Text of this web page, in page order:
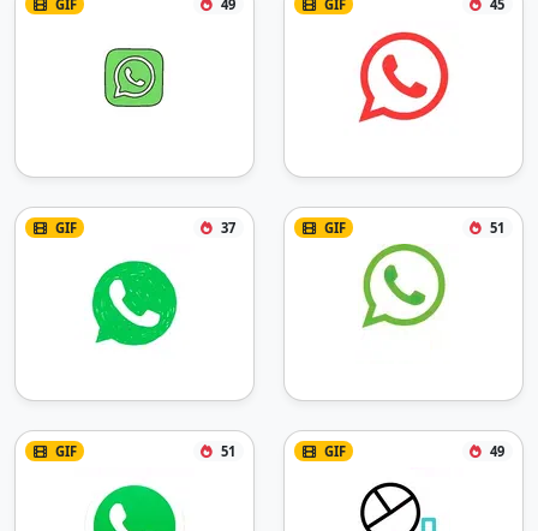
GIF 49 GIF 45
GIF 37 GIF 51
GIF 51 GIF 49